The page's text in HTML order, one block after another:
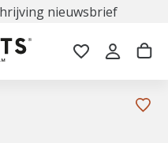
nieuwsbrief